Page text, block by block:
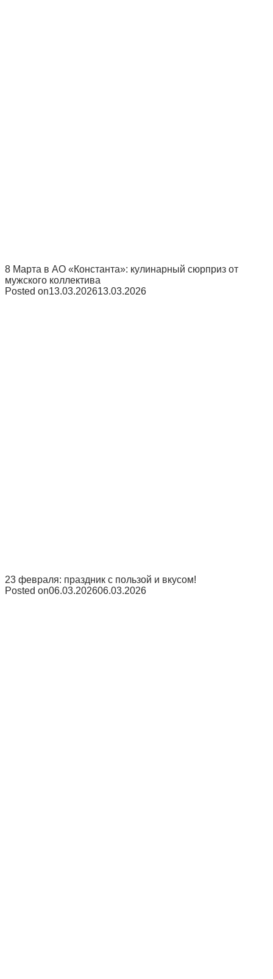
8 Марта в АО «Константа»: кулинарный сюрприз от
мужского коллектива
Posted on13.03.202613.03.2026
23 февраля: праздник с пользой и вкусом!
Posted on06.03.202606.03.2026